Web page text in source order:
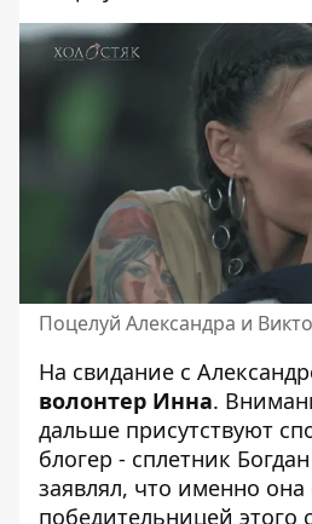
Поцелуй Александра и
На свидание с
волонтер Инна.
дальше присутствуют
блогер - сплетник
заявлял, что именно она
победительницей этого